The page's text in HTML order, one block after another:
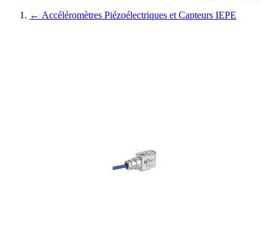
← Accéléromètres Piézoélectriques et Capteurs IEPE